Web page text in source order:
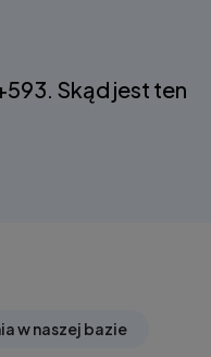
Skąd jest ten
w naszej bazie